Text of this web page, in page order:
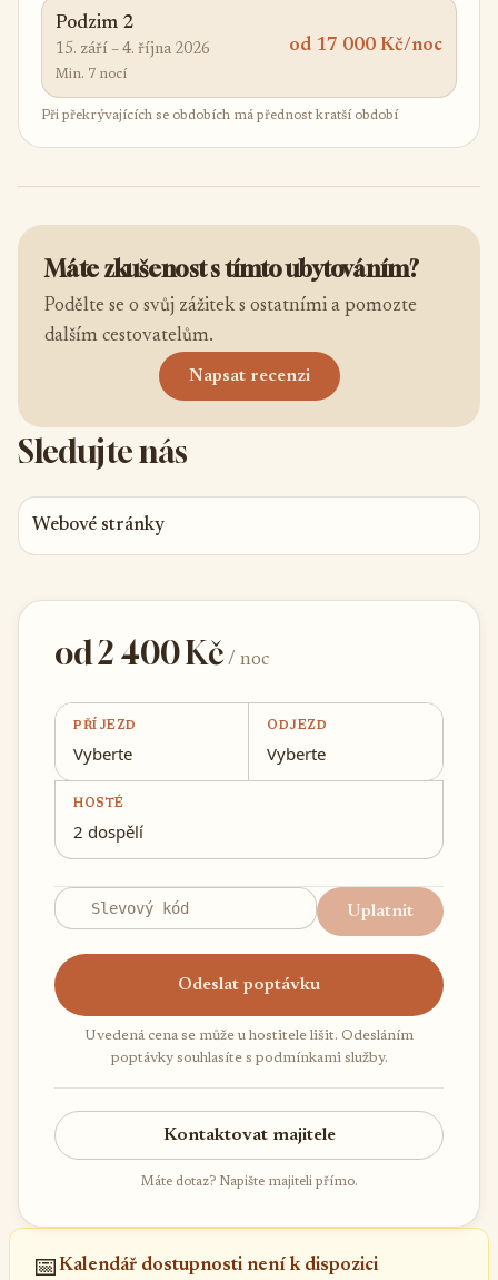
Podzim 2
15. září – 4. října 2026
Min. 7 nocí
od 17 000 Kč/noc
Při překrývajících se obdobích má přednost kratší období
Máte zkušenost s tímto ubytováním?
Podělte se o svůj zážitek s ostatními a pomozte
dalším cestovatelům.
Napsat recenzi
Sledujte nás
Webové stránky
od 2 400 Kč/ noc
PŘÍJEZD
Vyberte
ODJEZD
Vyberte
HOSTÉ
2 dospělí
Uplatnit
Odeslat poptávku
Uvedená cena se může u hostitele lišit. Odesláním
poptávky souhlasíte s podmínkami služby.
Kontaktovat majitele
Máte dotaz? Napište majiteli přímo.
📅Kalendář dostupnosti není k dispozici